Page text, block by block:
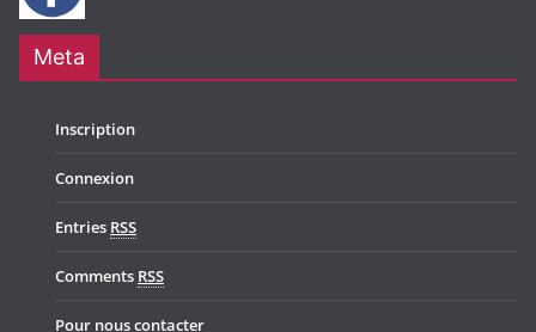
Meta
Inscription
Connexion
Entries RSS
Comments RSS
Pour nous contacter